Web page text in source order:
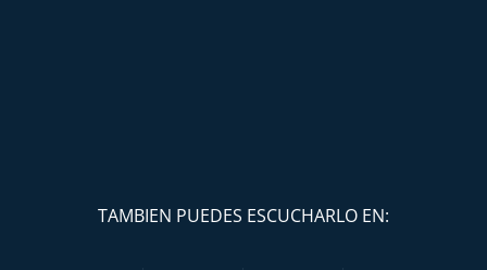
TAMBIEN PUEDES ESCUCHARLO EN: